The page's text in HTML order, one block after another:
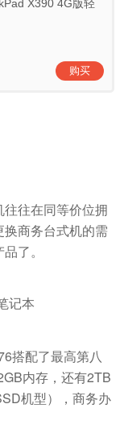
往在同等价位拥
商务台式机的需
了。
搭配了最高第八
内存，还有2TB
机型），商务办